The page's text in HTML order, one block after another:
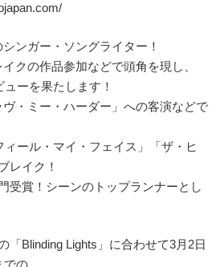
ンガー・ソングライター！
クの作品参加などで頭角を現し、
ーを果たします！
・ミー・ハーダー」への客演などで
ール・マイ・フェイス」「ザ・ヒ
レイク！
受賞！シーンのトップランナーとし
「Blinding Lights」に合わせて3月2日